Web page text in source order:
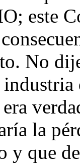
este
No
la
y que